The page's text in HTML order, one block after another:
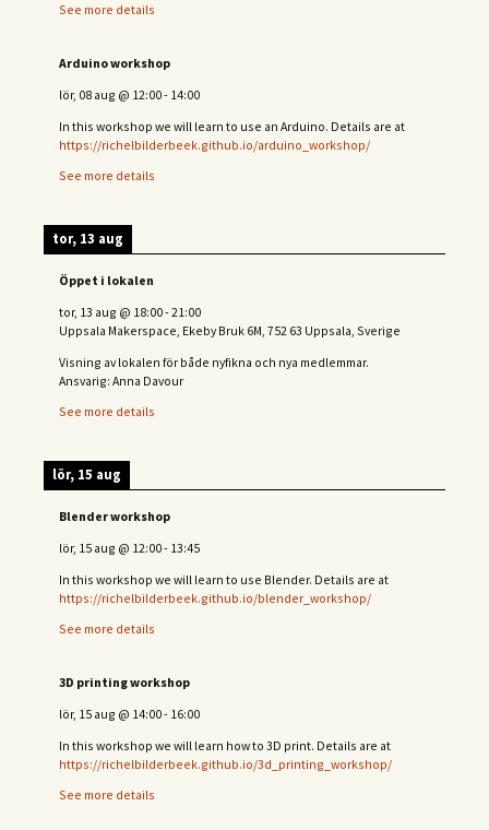
See more details
Arduino workshop
lör, 08 aug @ 12:00- 14:00
In this workshop we will learn to use an Arduino. Details are at
https://richelbilderbeek.github.io/arduino_workshop/
See more details
tor, 13 aug
Öppet i lokalen
tor, 13 aug @ 18:00-21:00
Uppsala Makerspace, Ekeby Bruk 6M, 752 63 Uppsala, Sverige
Visning av lokalen för både nyfikna och nya medlemmar.
Ansvarig: Anna Davour
See more details
lör, 15 aug
Blender workshop
lör, 15 aug @ 12:00- 13:45
In this workshop we will learn to use Blender. Details are at
https://richelbilderbeek.github.io/blender_workshop/
See more details
3D printing workshop
lör, 15 aug @ 14:00- 16:00
In this workshop we will learn how to 3D print. Details are at
https://richelbilderbeek.github.io/3d_printing_workshop/
See more details